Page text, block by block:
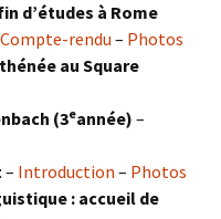
d’études à Rome
Compte-rendu – Photos
au Square
(3eannée) –
– Introduction – Photos
: accueil de